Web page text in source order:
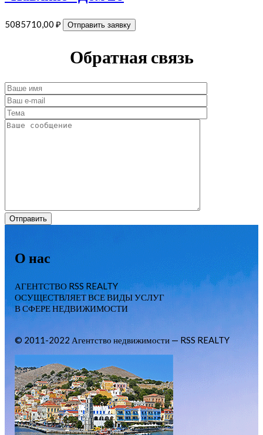
5085710,00 ₽ Отправить заявку
Обратная связь
О нас
АГЕНТСТВО RSS REALTY
ОСУЩЕСТВЛЯЕТ ВСЕ ВИДЫ УСЛУГ
В СФЕРЕ НЕДВИЖИМОСТИ
© 2011-2022 Агентство недвижимости — RSS REALTY